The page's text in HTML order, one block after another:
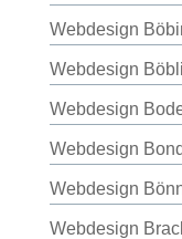
Webdesign
Webdesign
Webdesign
Webdesign
Webdesign
Webdesign